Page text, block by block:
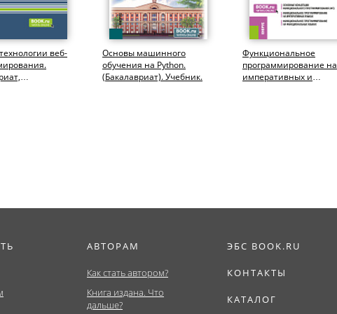
веб-
Основы машинного
обучения на Python.
(Бакалавриат). Учебник.
Функциональное
программирование на
императивных и
АВТОРАМ
Как стать автором?
Книга издана. Что
дальше?
ЭБС BOOK.RU
КОНТАКТЫ
КАТАЛОГ